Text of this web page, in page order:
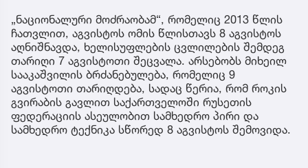
„ნაციონალური მოძრაობამ“, რომელიც 2013 წლის
ჩათვლით, აგვისტოს ომის წლისთავს 8 აგვისტოს
აღნიშნავდა, ხელისუფლების ცვლილების შემდეგ
თარიღი 7 აგვისტოთი შეცვალა. არსებობს მიხეილ
სააკაშვილის ბრძანებულება, რომელიც 9
აგვისტოთი თარიღდება, სადაც წერია, რომ როკის
გვირაბის გავლით საქართველოში რუსეთის
ფედერაციის ასეულობით სამხედრო პირი და
სამხედრო ტექნიკა სწორედ 8 აგვისტოს შემოვიდა.